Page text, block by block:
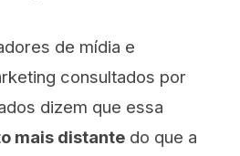
de mídia e
consultados por
dizem que essa
mais distante do que a